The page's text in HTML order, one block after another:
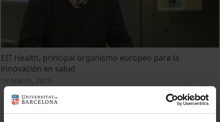
EIT Health, principal organismo europeo para la
innovación en salud
18 March, 2016